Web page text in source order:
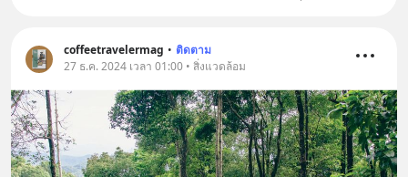
coffeetravelermag • ติดตาม
27 ธ.ค. 2024 เวลา 01:00 • สิ่งแวดล้อม